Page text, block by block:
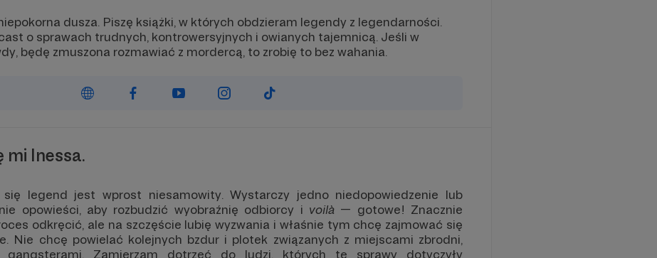
dusza. Piszę książki, w których obdzieram legendy z legendarności.
o sprawach trudnych, kontrowersyjnych i owianych tajemnicą. Jeśli w
będę zmuszona rozmawiać z mordercą, to zrobię to bez wahania.
mi Inessa.
się legend jest wprost niesamowity. Wystarczy jedno niedopowiedzenie lub
opowieści, aby rozbudzić wyobraźnię odbiorcy i voilà— gotowe! Znacznie
odkręcić, ale na szczęście lubię wyzwania i właśnie tym chcę zajmować się
Nie chcę powielać kolejnych bzdur i plotek związanych z miejscami zbrodni,
gangsterami. Zamierzam dotrzeć do ludzi, których te sprawy dotyczyły